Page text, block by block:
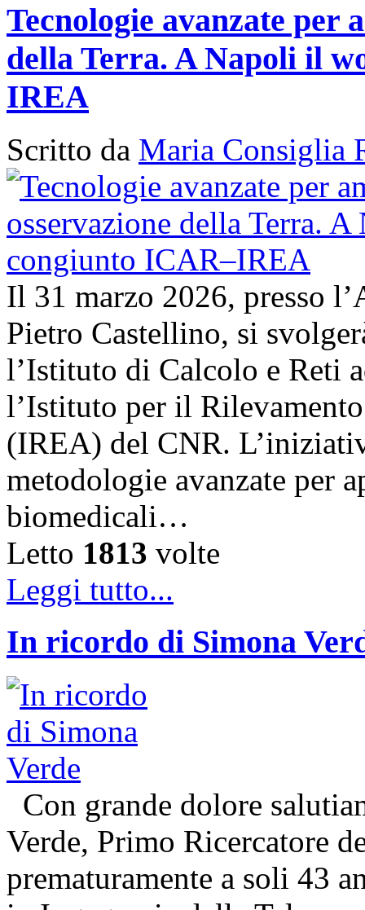
Tecnologie avanzate per
della Terra. A Napoli il
IREA
Scritto da Maria Consiglia
Il 31 marzo 2026, presso
Pietro Castellino, si
l’Istituto di Calcolo e Reti
l’Istituto per il
(IREA) del CNR.
metodologie avanzate per
biomedicali…
Letto 1813 volte
Leggi tutto...
In ricordo di Simona
Con grande dolore
Verde, Primo Ricercatore
prematuramente a soli 43